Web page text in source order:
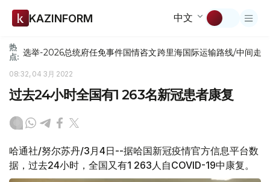
KAZINFORM 中文
热
点: 选举-2026总统府任免事件国情咨文跨里海国际运输路线/中间走廊
08:32, 04 3月 2022
过去24小时全国有1 263名新冠患者康复
哈通社/努尔苏丹/3月4日--据哈国新冠疫情官方信息平台数
据，过去24小时，全国又有1 263人自COVID-19中康复。